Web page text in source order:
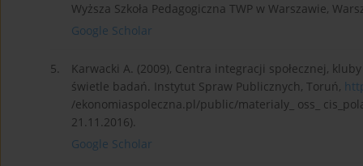
Wyższa Szkoła Pedagogiczna TWP w Warszawie,
Google Scholar
5.
Karwacki A. (2009), Centra integracji społecznej,
świetle badań. Instytut Spraw Publicznych, Toruń,
/ekonomiaspoleczna.pl/public/materialy_ oss_
21.11.2016).
Google Scholar